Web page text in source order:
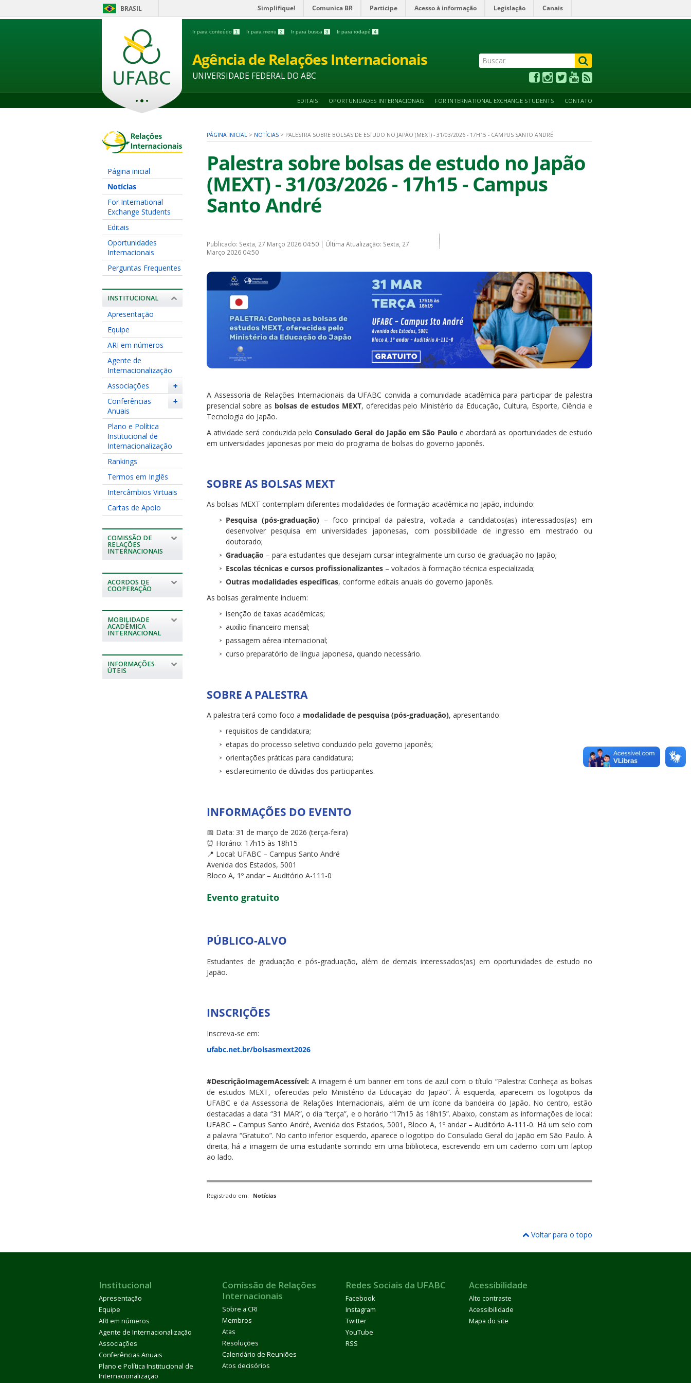
BRASIL Simplifique! Comunica BR Participe Acesso à informação Legislação Canais
Ir para conteúdo 1 Ir para menu 2 Ir para busca 3 Ir para rodapé 4
Agência de Relações Internacionais
UNIVERSIDADE FEDERAL DO ABC
EDITAIS OPORTUNIDADES INTERNACIONAIS FOR INTERNATIONAL EXCHANGE STUDENTS CONTATO
Página inicial
Notícias
For International
Exchange Students
Editais
Oportunidades
Internacionais
Perguntas Frequentes
INSTITUCIONAL
Apresentação
Equipe
ARI em números
Agente de
Internacionalização
+
Associações
+
Conferências
Anuais
Plano e Política
Institucional de
Internacionalização
Rankings
Termos em Inglês
Intercâmbios Virtuais
Cartas de Apoio
COMISSÃO DE
RELAÇÕES
INTERNACIONAIS
ACORDOS DE
COOPERAÇÃO
MOBILIDADE
ACADÊMICA
INTERNACIONAL
INFORMAÇÕES
ÚTEIS
PÁGINA INICIAL > NOTÍCIAS > PALESTRA SOBRE BOLSAS DE ESTUDO NO JAPÃO (MEXT) - 31/03/2026 - 17H15 - CAMPUS SANTO ANDRÉ
Palestra sobre bolsas de estudo no Japão
(MEXT) - 31/03/2026 - 17h15 - Campus
Santo André
Publicado: Sexta, 27 Março 2026 04:50 | Última Atualização: Sexta, 27
Março 2026 04:50
A Assessoria de Relações Internacionais da UFABC convida a comunidade acadêmica para participar de palestra
presencial sobre as bolsas de estudos MEXT, oferecidas pelo Ministério da Educação, Cultura, Esporte, Ciência e
Tecnologia do Japão.
A atividade será conduzida peloConsulado Geral do Japão em São Paulo e abordará as oportunidades de estudo
em universidades japonesas por meio do programa de bolsas do governo japonês.
SOBRE AS BOLSAS MEXT
As bolsas MEXT contemplam diferentes modalidades de formação acadêmica no Japão, incluindo:
Pesquisa (pós-graduação)– foco principal da palestra, voltada a candidatos(as) interessados(as) em
desenvolver pesquisa em universidades japonesas, com possibilidade de ingresso em mestrado ou
doutorado;
Graduação – para estudantes que desejam cursar integralmente um curso de graduação no Japão;
Escolas técnicas e cursos profissionalizantes – voltados à formação técnica especializada;
Outras modalidades específicas, conforme editais anuais do governo japonês.
As bolsas geralmente incluem:
isenção de taxas acadêmicas;
auxílio financeiro mensal;
passagem aérea internacional;
curso preparatório de língua japonesa, quando necessário.
SOBRE A PALESTRA
A palestra terá como foco a modalidade de pesquisa (pós-graduação), apresentando:
requisitos de candidatura;
etapas do processo seletivo conduzido pelo governo japonês;
orientações práticas para candidatura;
esclarecimento de dúvidas dos participantes.
INFORMAÇÕES DO EVENTO
📅 Data: 31 de março de 2026 (terça-feira)
⏰ Horário: 17h15 às 18h15
📍 Local: UFABC – Campus Santo André
Avenida dos Estados, 5001
Bloco A, 1º andar – Auditório A-111-0
Evento gratuito
PÚBLICO-ALVO
Estudantes de graduação e pós-graduação, além de demais interessados(as) em oportunidades de estudo no
Japão.
INSCRIÇÕES
Inscreva-se em:
ufabc.net.br/bolsasmext2026
#DescriçãoImagemAcessível: A imagem é um banner em tons de azul com o título “Palestra: Conheça as bolsas
de estudos MEXT, oferecidas pelo Ministério da Educação do Japão”. À esquerda, aparecem os logotipos da
UFABC e da Assessoria de Relações Internacionais, além de um ícone da bandeira do Japão. No centro, estão
destacadas a data “31 MAR”, o dia “terça”, e o horário “17h15 às 18h15”. Abaixo, constam as informações de local:
UFABC – Campus Santo André, Avenida dos Estados, 5001, Bloco A, 1º andar – Auditório A-111-0. Há um selo com
a palavra “Gratuito”. No canto inferior esquerdo, aparece o logotipo do Consulado Geral do Japão em São Paulo. À
direita, há a imagem de uma estudante sorrindo em uma biblioteca, escrevendo em um caderno com um laptop
ao lado.
Registrado em: Notícias
Voltar para o topo
Institucional
Apresentação
Equipe
ARI em números
Agente de Internacionalização
Associações
Conferências Anuais
Plano e Política Institucional de
Internacionalização
Comissão de Relações
Internacionais
Sobre a CRI
Membros
Atas
Resoluções
Calendário de Reuniões
Atos decisórios
Redes Sociais da UFABC
Facebook
Instagram
Twitter
YouTube
RSS
Acessibilidade
Alto contraste
Acessibilidade
Mapa do site